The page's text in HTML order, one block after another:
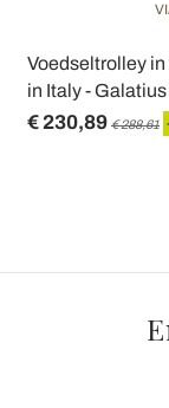
Voedseltrolley
in Italy - Galatius
€ 230,89 € 288,61